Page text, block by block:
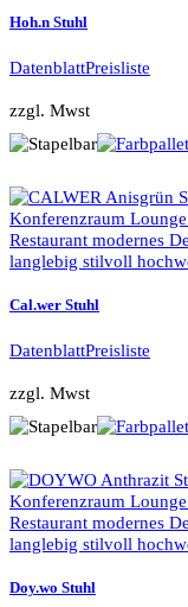
Hoh.n Stuhl
DatenblattPreisliste
zzgl. Mwst
Cal.wer Stuhl
DatenblattPreisliste
zzgl. Mwst
Doy.wo Stuhl